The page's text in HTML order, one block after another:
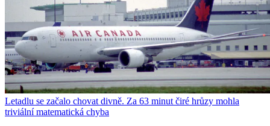
Letadlu se začalo chovat divně. Za 63 minut čiré hrůzy mohla
triviální matematická chyba